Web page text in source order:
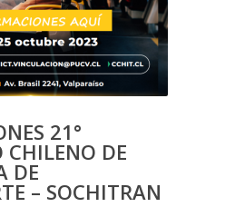
21°
CHILENO DE
DE
– SOCHITRAN